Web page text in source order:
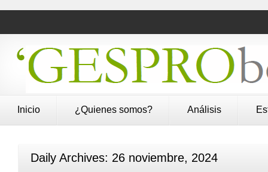
Inicio ¿Quienes somos? Análisis
Daily Archives: 26 noviembre, 2024